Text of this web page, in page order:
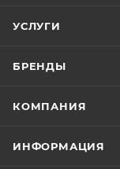
УСЛУГИ
БРЕНДЫ
КОМПАНИЯ
ИНФОРМАЦИЯ